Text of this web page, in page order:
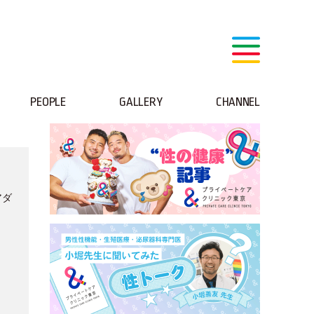
PEOPLE GALLERY CHANNEL
ダ